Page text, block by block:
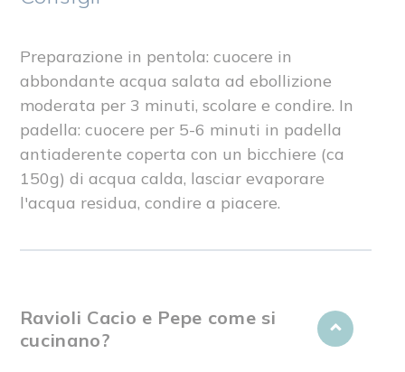
Preparazione in pentola: cuocere in
abbondante acqua salata ad ebollizione
moderata per 3 minuti, scolare e condire. In
padella: cuocere per 5-6 minuti in padella
antiaderente coperta con un bicchiere (ca
150g) di acqua calda, lasciar evaporare
l'acqua residua, condire a piacere.
Ravioli Cacio e Pepe come si
cucinano?